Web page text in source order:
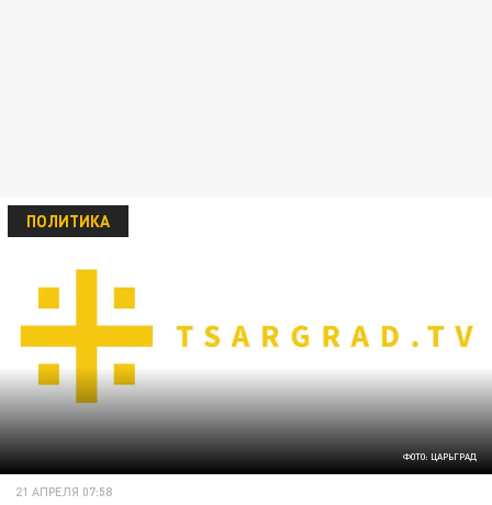
ФОТО: ЦАРЬГРАД
ПОЛИТИКА
21 АПРЕЛЯ 07:58